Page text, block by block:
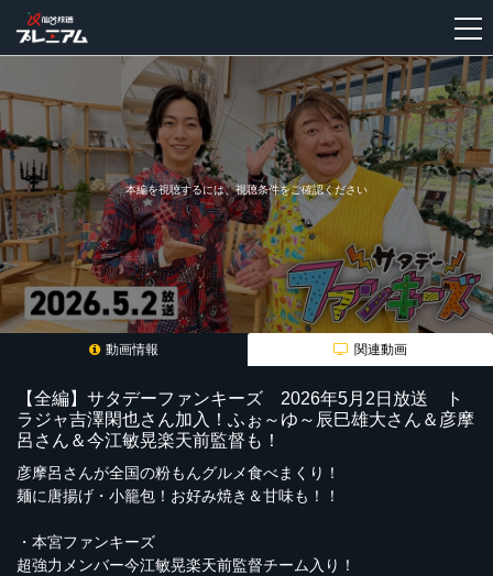
新
規
登
録
本編を視聴するには、視聴条件をご確認ください
動画情報 関連動画
【全編】サタデーファンキーズ 2026年5月2日放送 ト
ラジャ吉澤閑也さん加入！ふぉ～ゆ～辰巳雄大さん＆彦摩
呂さん＆今江敏晃楽天前監督も！
彦摩呂さんが全国の粉もんグルメ食べまくり！
麺に唐揚げ・小籠包！お好み焼き＆甘味も！！
・本宮ファンキーズ
超強力メンバー今江敏晃楽天前監督チーム入り！